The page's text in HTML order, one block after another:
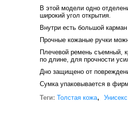
В этой модели одно
широкий угол открытия.
Внутри есть большой
Прочные кожаные ручки
Плечевой ремень съемный,
по длине, для прочности
Дно защищено от
Сумка упаковывается в
Теги: Толстая кожа, Унисекс